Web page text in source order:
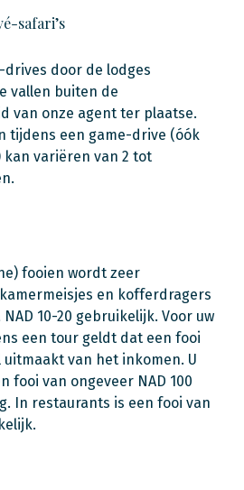
safari’s
drives door de lodges
vallen buiten de
van onze agent ter plaatse.
tijdens een game-drive (óók
variëren van 2 tot
fooien wordt zeer
en kofferdragers
10-20 gebruikelijk. Voor uw
een tour geldt dat een fooi
van het inkomen. U
fooi van ongeveer NAD 100
In restaurants is een fooi van